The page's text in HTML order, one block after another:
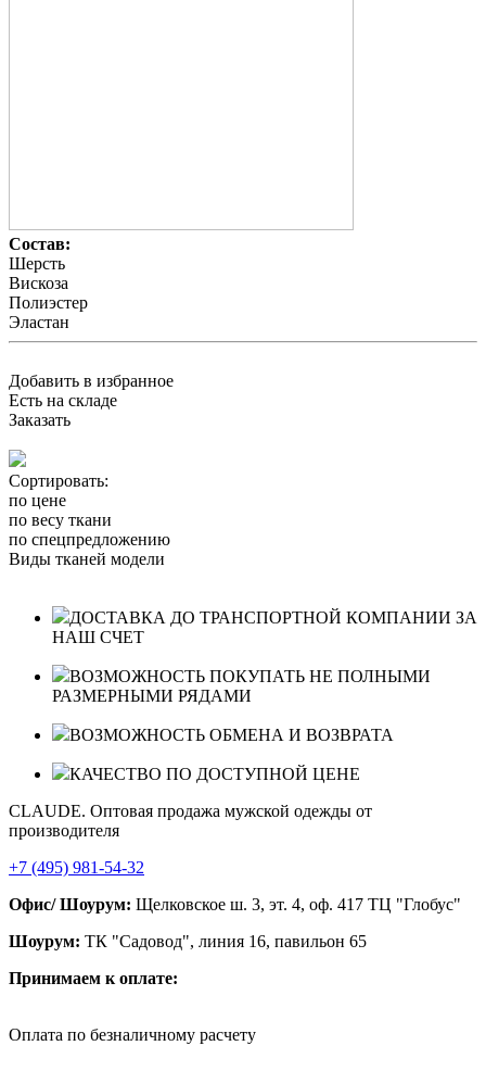
Состав:
Шерсть
Вискоза
Полиэстер
Эластан
Добавить в избранное
Есть на складе
Заказать
Сортировать:
по цене
по весу ткани
по спецпредложению
Виды тканей модели
ДОСТАВКА ДО ТРАНСПОРТНОЙ КОМПАНИИ ЗА
НАШ СЧЕТ
ВОЗМОЖНОСТЬ ПОКУПАТЬ НЕ ПОЛНЫМИ
РАЗМЕРНЫМИ РЯДАМИ
ВОЗМОЖНОСТЬ ОБМЕНА И ВОЗВРАТА
КАЧЕСТВО ПО ДОСТУПНОЙ ЦЕНЕ
CLAUDE. Оптовая продажа мужской одежды от
производителя
+7 (495) 981-54-32
Офис/ Шоурум: Щелковское ш. 3, эт. 4, оф. 417 ТЦ "Глобус"
Шоурум: ТК "Садовод", линия 16, павильон 65
Принимаем к оплате:
Оплата по безналичному расчету